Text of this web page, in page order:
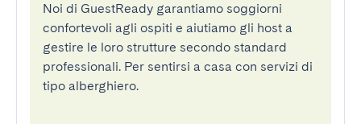
Noi di GuestReady garantiamo soggiorni
confortevoli agli ospiti e aiutiamo gli host a
gestire le loro strutture secondo standard
professionali. Per sentirsi a casa con servizi di
tipo alberghiero.